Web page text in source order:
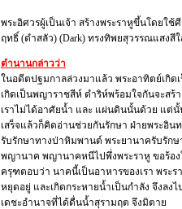
พระอิศวรผู้เป็นเจ้า สร้างพระราหูขึ้นโดยใ
ฤทธิ์ (ดำสลัว) (Dark) ทรงทิพยสุวรรณแสง
ตำนานกล่าวว่า
ในอดีตปฐมกาลล่วงมาแล้ว พระอาทิตย์เกิด
เกิดเป็นพญาราชสีห์ ดำริห์พร้อมใจกันจะสร้
เราไม่ได้อาศัยน้ำ และ แผ่นดินนั้นด้วย แต่
เสร็จแล้วก็คิดอ่านช่วยกันรักษา ฝ่ายพระอิ
รับรักษาทางป่าหิมพานต์ พระยานาครับรัก
พญานาค พญานาคหนีไปพึ่งพระราหู ขอร้อง
ครุฑตอบว่า นาคนี้เป็นอาหารของเรา พระ
หยุดอยู่ และเกิดกระหายน้ำเป็นกำลัง จึงล
เดชะอำนาจที่ได้ดื่นน้ำสุรามฤต จึงมิตาย